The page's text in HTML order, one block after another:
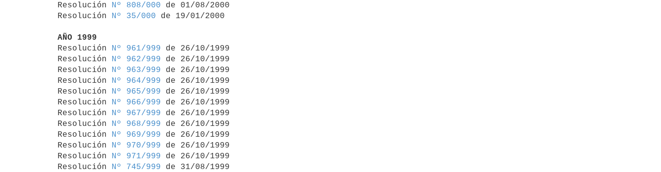
Resolución
Nº 808/000 de 01/08/2000
Resolución
Nº 35/000 de 19/01/2000
AÑO 1999
Resolución
Nº 961/999 de 26/10/1999
Resolución
Nº 962/999 de 26/10/1999
Resolución
Nº 963/999 de 26/10/1999
Resolución
Nº 964/999 de 26/10/1999
Resolución
Nº 965/999 de 26/10/1999
Resolución
Nº 966/999 de 26/10/1999
Resolución
Nº 967/999 de 26/10/1999
Resolución
Nº 968/999 de 26/10/1999
Resolución
Nº 969/999 de 26/10/1999
Resolución
Nº 970/999 de 26/10/1999
Resolución
Nº 971/999 de 26/10/1999
Resolución
Nº 745/999 de 31/08/1999